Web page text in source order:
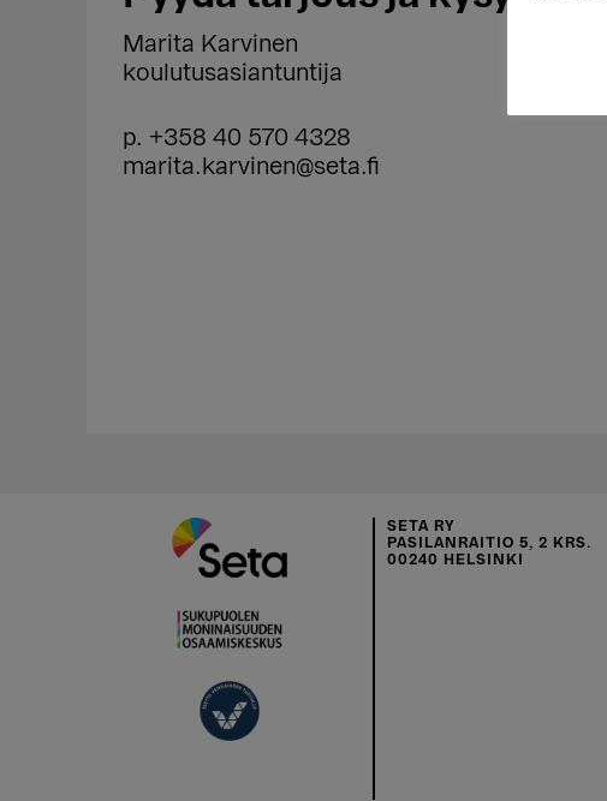
Marita Karvinen
koulutusasiantuntija
p. +358 40 570 4328
marita.karvinen@seta.fi
SETA RY
PASILANRAITIO 5, 2 KRS.
00240 HELSINKI